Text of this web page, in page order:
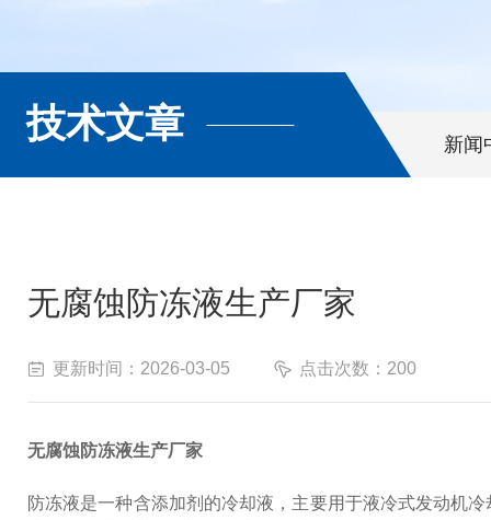
技术文章 新闻
无腐蚀防冻液生产厂家
更新时间：2026-03-05 点击次数：200
无腐蚀防冻液生产厂家
防冻液是一种含添加剂的冷却液，主要用于液冷式发动机